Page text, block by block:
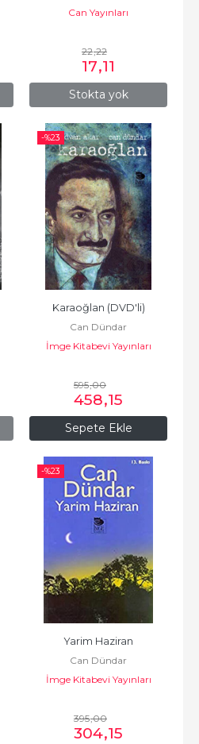
Stokta yok
Can Yayınları
22,22
17,11
-%23
Sepete Ekle
Karaoğlan (DVD'li)
Can Dündar
İmge Kitabevi Yayınları
595,00
458,15
-%23
Yarim Haziran
Can Dündar
İmge Kitabevi Yayınları
395,00
304,15